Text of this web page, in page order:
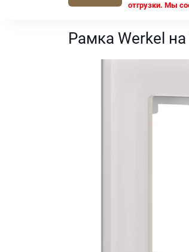
отгрузки. Мы
Рамки Werkel
Рамка Werkel